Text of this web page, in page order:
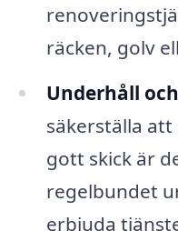
räcken, golv
Underhåll
säkerställa
gott skick är
regelbundet
erbjuda